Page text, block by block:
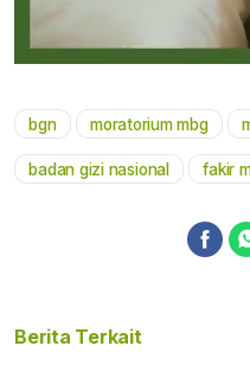
bgn moratorium mbg
badan gizi nasional fakir
Berita Terkait